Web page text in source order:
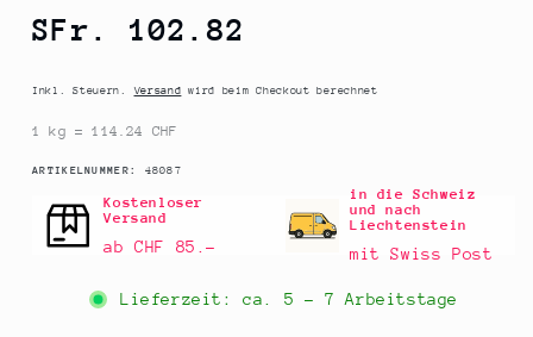
Normaler
SFr. 102.82
Inkl. Steuern.Versand wird beim Checkout berechnet
1 kg = 114.24 CHF
ARTIKELNUMMER: SKU:
48087
Kostenloser
Versand
ab CHF 85.–
in die Schweiz
und nach
Liechtenstein
mit Swiss Post
Lieferzeit: ca. 5 - 7 Arbeitstage